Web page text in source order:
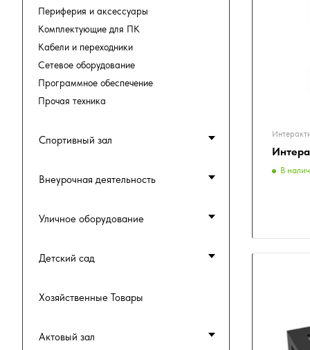
В
Периферия и аксессуары
Комплектующие для ПК
Кабели и переходники
Сетевое оборудование
Программное обеспечение
Прочая техника
Спортивный зал
Внеурочная деятельность
Уличное оборудование
Детский сад
Хозяйственные Товары
Актовый зал